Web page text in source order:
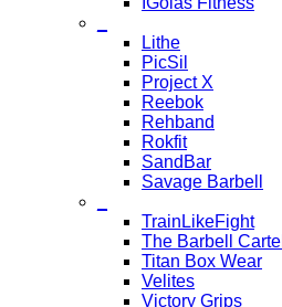
Lithe
PicSil
Project X
Reebok
Rehband
Rokfit
SandBar
Savage Barbell
TrainLikeFight
The Barbell Cartel
Titan Box Wear
Velites
Victory Grips